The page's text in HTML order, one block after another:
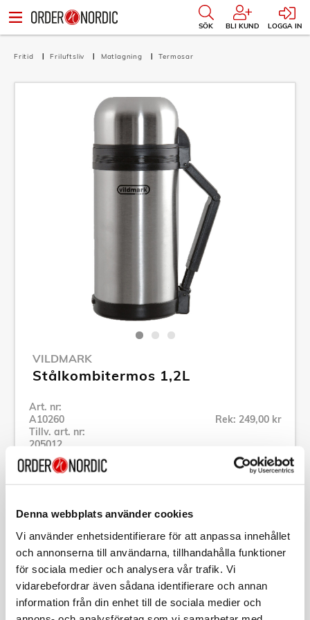
Denna webbplats använder cookies
Vi använder enhetsidentifierare för att anpassa innehållet
och annonserna till användarna, tillhandahålla funktioner
för sociala medier och analysera vår trafik. Vi
vidarebefordrar även sådana identifierare och annan
information från din enhet till de sociala medier och
SÖK BLI KUND LOGGA IN
Fritid Friluftsliv Matlagning Termosar
VILDMARK
Stålkombitermos 1,2L
Art. nr:
A10260
Tillv. art. nr:
205012
Rek: 249,00 kr
Se alla produkter inom Vildmark
Specifikation
Beskrivning
Art. nr:A10260